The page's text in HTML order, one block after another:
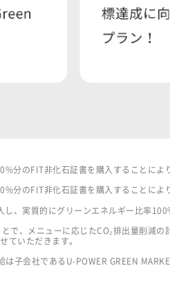
分のFIT非化石証書を購入することに
分のFIT非化石証書を購入することに
、実質的にグリーンエネルギー比率
で、メニューに応じたCO₂排出量削減
ていただきます。
子会社であるU-POWER GREEN